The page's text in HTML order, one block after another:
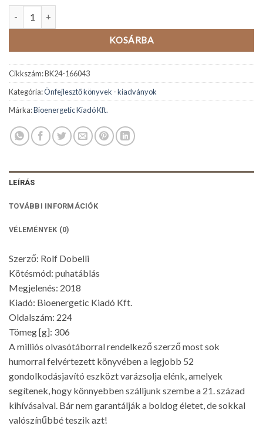
KOSÁRBA
Cikkszám:BK24-166043
Kategória:Önfejlesztő könyvek - kiadványok
Márka:Bioenergetic Kiadó Kft.
LEÍRÁS
TOVÁBBI INFORMÁCIÓK
VÉLEMÉNYEK (0)
Szerző: Rolf Dobelli
Kötésmód: puhatáblás
Megjelenés: 2018
Kiadó: Bioenergetic Kiadó Kft.
Oldalszám: 224
Tömeg [g]: 306
A milliós olvasótáborral rendelkező szerző most sok
humorral felvértezett könyvében a legjobb 52
gondolkodásjavító eszközt varázsolja elénk, amelyek
segítenek, hogy könnyebben szálljunk szembe a 21. század
kihívásaival. Bár nem garantálják a boldog életet, de sokkal
valószínűbbé teszik azt!